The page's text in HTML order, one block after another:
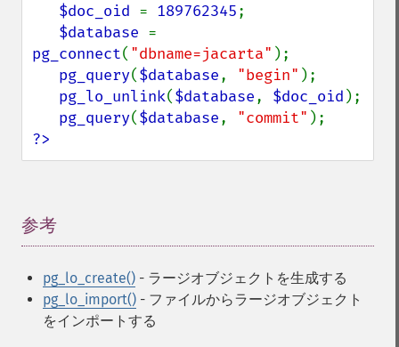
$doc_oid = 189762345;
$database
pg_connect( "dbname=jacarta" );
pg_query($database, "begin" );
pg_lo_unlink($database, $doc_oid );
pg_query($database, "commit"
?>
参考
pg_lo_create() - ラージオブジェクトを生成する
pg_lo_import() - ファイルからラージオブジェクト
をインポートする